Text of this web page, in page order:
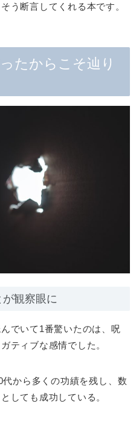
う断言してくれる本です。
たからこそ辿り
観察眼に
でいて1番驚いたのは、呪
ティブな感情でした。
から多くの功績を残し、数
しても成功している。